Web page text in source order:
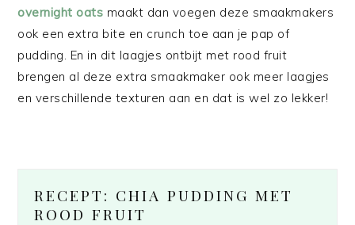
overnight oats maakt dan voegen deze smaakmakers
ook een extra bite en crunch toe aan je pap of
pudding. En in dit laagjes ontbijt met rood fruit
brengen al deze extra smaakmaker ook meer laagjes
en verschillende texturen aan en dat is wel zo lekker!
RECEPT: CHIA PUDDING MET
ROOD FRUIT